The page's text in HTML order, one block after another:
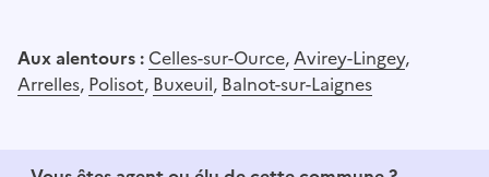
Aux alentours : Celles-sur-Ource,Avirey-Lingey,
Arrelles, Polisot, Buxeuil, Balnot-sur-Laignes